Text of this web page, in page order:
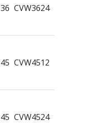
CVW3624 36في
CVW4512 45في
CVW4524 45في